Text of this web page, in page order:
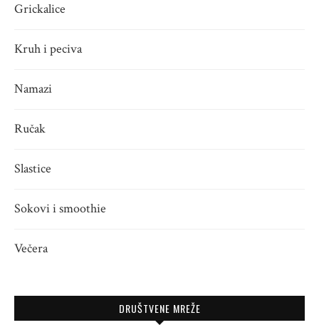
Grickalice
Kruh i peciva
Namazi
Ručak
Slastice
Sokovi i smoothie
Večera
DRUŠTVENE MREŽE